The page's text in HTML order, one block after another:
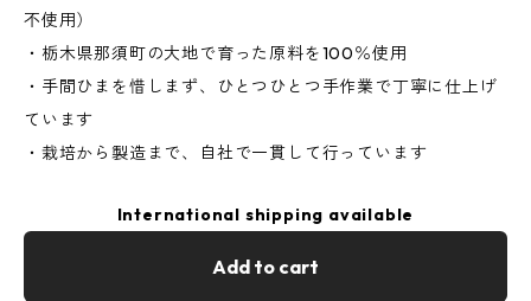
不使用）
・栃木県那須町の大地で育った原料を100％使用
・手間ひまを惜しまず、ひとつひとつ手作業で丁寧に仕上げ
ています
・栽培から製造まで、自社で一貫して行っています
International shipping available
Add to cart